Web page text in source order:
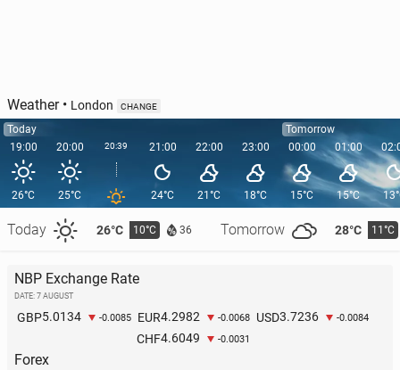
Weather• London CHANGE
Today
19:00
26°C
Today 26°C 10°C 36 Tomorrow 28°C 11°C
20:00
25°C
20:39 21:00
24°C
22:00
21°C
23:00
18°C
Tomorrow
00:00
15°C
01:00
15°C
NBP Exchange Rate
DATE: 7 AUGUST
GBP5.0134 -0.0085 EUR4.2982 -0.0068 USD3.7236 -0.0084
CHF4.6049 -0.0031
Forex